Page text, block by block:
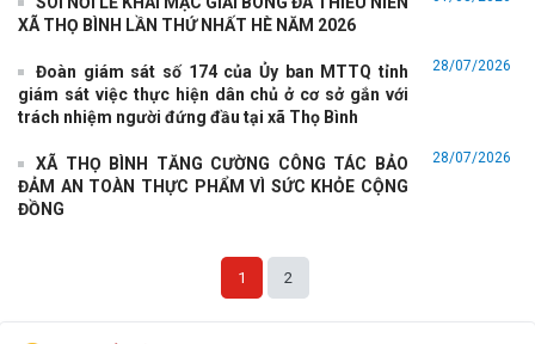
XÃ THỌ BÌNH LẦN THỨ NHẤT HÈ NĂM 2026
Đoàn giám sát số 174 của Ủy ban MTTQ tỉnh
giám sát việc thực hiện dân chủ ở cơ sở gắn với
trách nhiệm người đứng đầu tại xã Thọ Bình
28/07/2026
XÃ THỌ BÌNH TĂNG CƯỜNG CÔNG TÁC BẢO
ĐẢM AN TOÀN THỰC PHẨM VÌ SỨC KHỎE CỘNG
ĐỒNG
28/07/2026
1 2
các thôn sau sắp xếp
Lịch làm việc của lãnh đạo Ủy ban nhân dân xã (Từ ngày
06/7/2026 đến ngày 12/7/2026)
Phòng Văn hóa - xã hội UBND xã Thọ Bình triển khai đào tạo
Cán bộ và nhân dân Thôn Khổng Tào tổ chức Lễ khánh thành cổng
làng
Bình - nhiệm kỳ 2026-2031
UBND xã tổ chức hội nghị đánh giá tình hình thực hiện nhiệm vụ 6